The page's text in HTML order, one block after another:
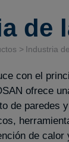
de
Industria
con el
ofrece
de paredes
de calor